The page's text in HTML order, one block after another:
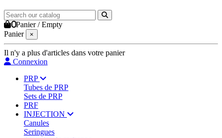
0Panier /Empty
Panier
×
Il n'y a plus d'articles dans votre panier
Connexion
PRP
Tubes de PRP
Sets de PRP
PRF
INJECTION
Canules
Seringues